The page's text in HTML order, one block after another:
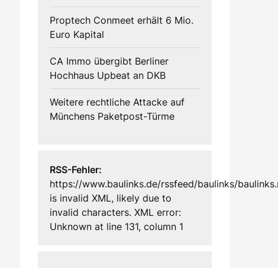
Proptech Conmeet erhält 6 Mio.
Euro Kapital
CA Immo übergibt Berliner
Hochhaus Upbeat an DKB
Weitere rechtliche Attacke auf
Münchens Paketpost-Türme
RSS-Fehler:
https://www.baulinks.de/rssfeed/baulinks/
is invalid XML, likely due to
invalid characters. XML error:
Unknown at line 131, column 1